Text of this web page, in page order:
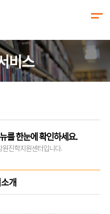
비스
를 한눈에 확인하세요.
진학지원센터입니다.
개